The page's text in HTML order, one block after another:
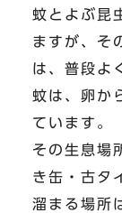
蚊とよぶ昆
ますが、そ
は、普段よ
蚊は、卵か
ています。
その生息場
き缶・古タ
溜まる場所